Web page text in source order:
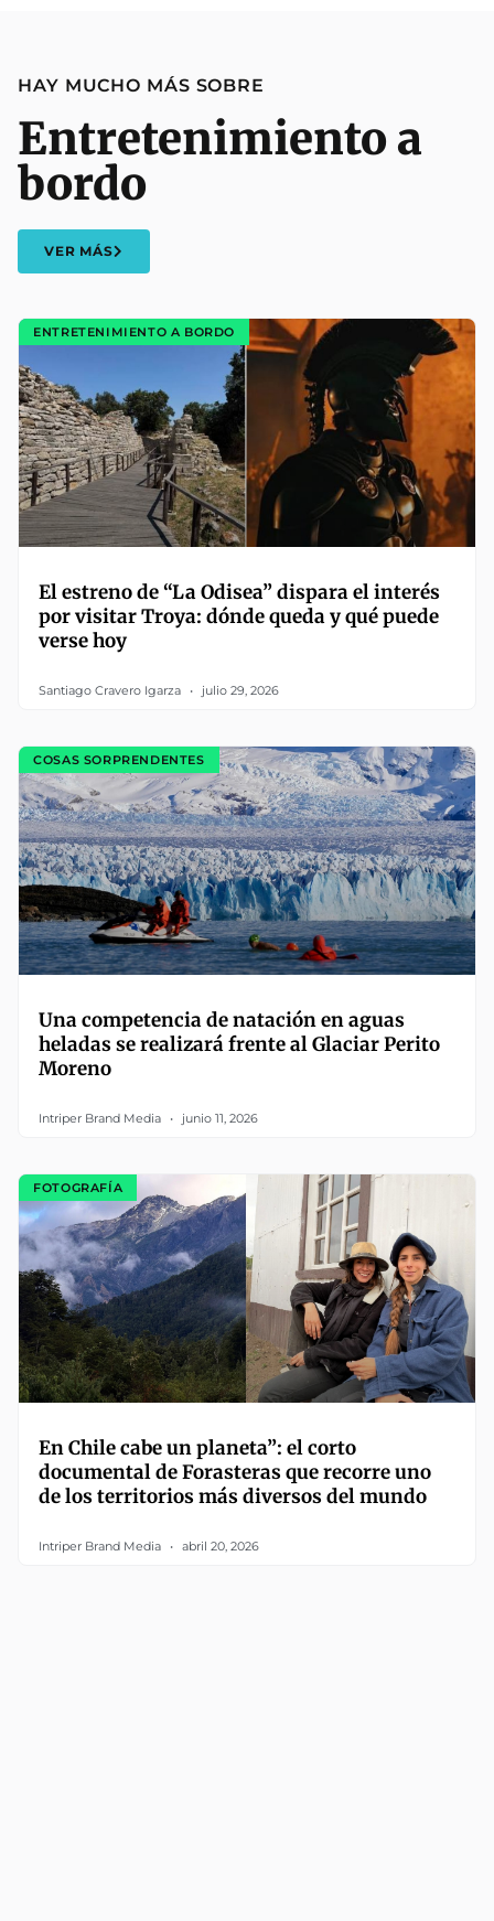
HAY MUCHO MÁS SOBRE
Entretenimiento a
bordo
VER MÁS
ENTRETENIMIENTO A BORDO
El estreno de “La Odisea” dispara el interés
por visitar Troya: dónde queda y qué puede
verse hoy
Santiago Cravero Igarza julio 29, 2026
COSAS SORPRENDENTES
Una competencia de natación en aguas
heladas se realizará frente al Glaciar Perito
Moreno
Intriper Brand Media junio 11, 2026
FOTOGRAFÍA
En Chile cabe un planeta”: el corto
documental de Forasteras que recorre uno
de los territorios más diversos del mundo
Intriper Brand Media abril 20, 2026